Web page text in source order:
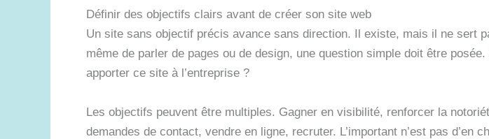
Définir des objectifs clairs avant de créer son site web
Un site sans objectif précis avance sans direction. Il existe, mais il ne sert
même de parler de pages ou de design, une question simple doit être
apporter ce site à l’entreprise ?
Les objectifs peuvent être multiples. Gagner en visibilité, renforcer la
demandes de contact, vendre en ligne, recruter. L’important n’est pas d’en